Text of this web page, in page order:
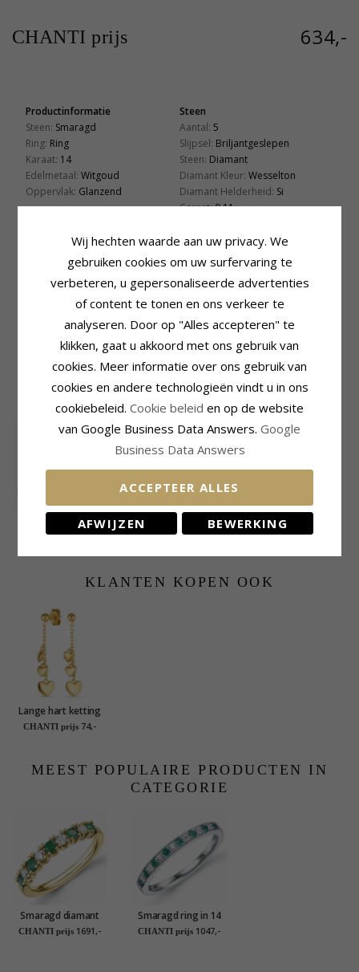
CHANTI prijs 634,-
Productinformatie
Steen: Smaragd
Ring: Ring
Karaat: 14
Edelmetaal: Witgoud
Oppervlak: Glanzend
Steen
Aantal: 5
Slijpsel: Briljantgeslepen
Steen: Diamant
Diamant Kleur: Wesselton
Diamant Helderheid: Si
Caraat:0,11
Prinsesgeslepen
Steen:Smaragd
Breedte Bovenkant: 2,3 mm
Breedte Onderkant: 1,8 mm
Dikte Bovenkant:1,4 mm
Dikte Onderkant:
4-5 Weekdagen
GERELATEERDE PRODUCTEN
Diamant ring in 9
karaat witgoud 0,02
323,-
Diamant ring in 14
karaat witgoud 0,117
841,-
KLANTEN KOPEN OOK
Lange hart ketting
oorbellen in verguld
CHANTI prijs 74,-
MEEST POPULAIRE PRODUCTEN IN
CATEGORIE
Smaragd diamant
ring in 14 karaat
CHANTI prijs 1691,-
Smaragd ring in 14
karaat witgoud 0,08
CHANTI prijs 1047,-
Wij hechten waarde aan uw privacy. We
gebruiken cookies om uw surfervaring te
verbeteren, u gepersonaliseerde advertenties
of content te tonen en ons verkeer te
analyseren. Door op "Alles accepteren" te
klikken, gaat u akkoord met ons gebruik van
cookies. Meer informatie over ons gebruik van
cookies en andere technologieën vindt u in ons
cookiebeleid. Cookie beleid en op de website
van Google Business Data Answers. Google
Business Data Answers
ACCEPTEER ALLES
AFWIJZEN BEWERKING